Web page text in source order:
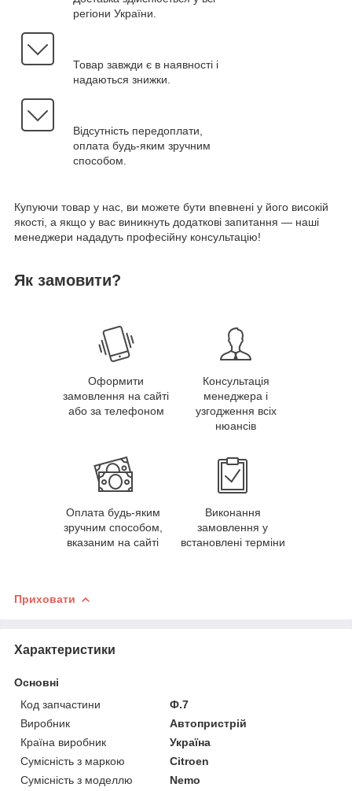
регіони України.
Товар завжди є в наявності і
надаються знижки.
Відсутність передоплати,
оплата будь-яким зручним
способом.
Купуючи товар у нас, ви можете бути впевнені у його високій
якості, а якщо у вас виникнуть додаткові запитання — наші
менеджери нададуть професійну консультацію!
Як замовити?
Оформити
замовлення на сайті
або за телефоном
Консультація
менеджера і
узгодження всіх
нюансів
Оплата будь-яким
зручним способом,
вказаним на сайті
Виконання
замовлення у
встановлені терміни
Приховати
Характеристики
Основні
Код запчастини
Ф.7
Виробник
Автопристрій
Країна виробник
Україна
Сумісність з маркою
Citroen
Сумісність з моделлю
Nemo